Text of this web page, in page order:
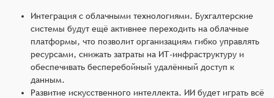
Интеграция с облачными технологиями. Бухгалтерские
системы будут ещё активнее переходить на облачные
платформы, что позволит организациям гибко управлять
ресурсами, снижать затраты на ИТ-инфраструктуру и
обеспечивать бесперебойный удалённый доступ к
данным.
Развитие искусственного интеллекта. ИИ будет играть всё